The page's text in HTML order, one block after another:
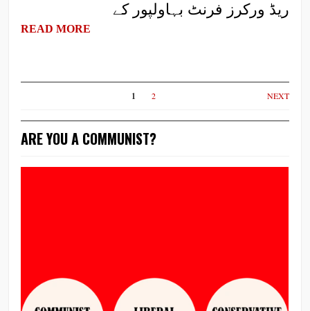
ریڈ ورکرز فرنٹ بہاولپور کے
READ MORE
1 2 NEXT
ARE YOU A COMMUNIST?